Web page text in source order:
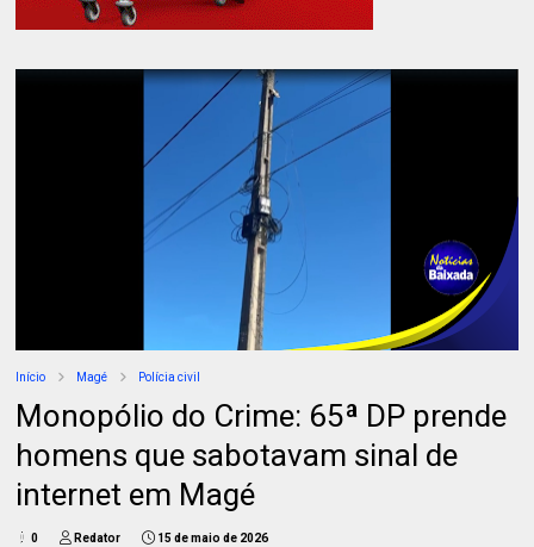
Início Magé Polícia civil
Monopólio do Crime: 65ª DP prende
homens que sabotavam sinal de
internet em Magé
0 Redator 15 de maio de 2026